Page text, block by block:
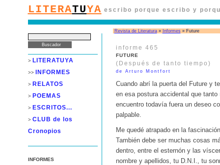
LITERATUYA escribo porque escribo y
Revista de Literatura» Informes» Future
> LITERATUYA
>> INFORMES
> RELATOS
> POEMAS
> ESCRITOS...
> CLUB de los
Cronopios
INFORMES
informe 465
FUTURE
(Después de tanto tiempo)
de Arturo Montfort
Cuando abrí la puerta del Future y
en esa postura accidental que
encuentro todavía fuera un deseo
palpable.
Me quedé atrapado en la
También debe ser muchas cosas
dentro, entre el esternón y las
nombre y apellidos, tu D.N.I., tu